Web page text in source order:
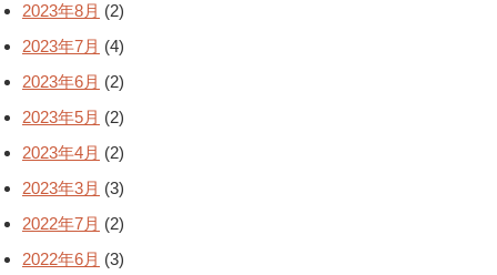
2023年8月 (2)
2023年7月 (4)
2023年6月 (2)
2023年5月 (2)
2023年4月 (2)
2023年3月 (3)
2022年7月 (2)
2022年6月 (3)